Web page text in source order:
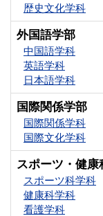
歴史文化学科
外国語学部
中国語学科
英語学科
日本語学科
国際関係学部
国際関係学科
国際文化学科
スポーツ・健康
スポーツ科学科
健康科学科
看護学科